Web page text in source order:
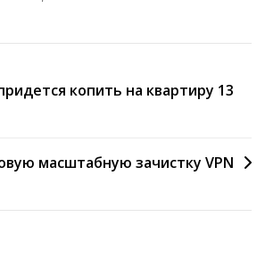
копить на квартиру 13
масштабную зачистку VPN